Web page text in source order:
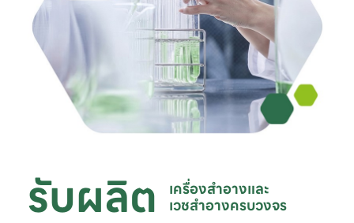
รับผลิต เครื่องสำอางและ
เวชสำอางครบวงจร